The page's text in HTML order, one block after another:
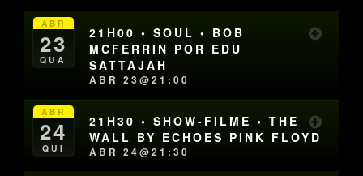
ABR
23
QUA
21H00 • SOUL • BOB
MCFERRIN POR EDU
SATTAJAH
ABR 23@21:00
ABR
24
QUI
21H30 • SHOW-FILME • THE
WALL BY ECHOES PINK FLOYD
ABR 24@21:30